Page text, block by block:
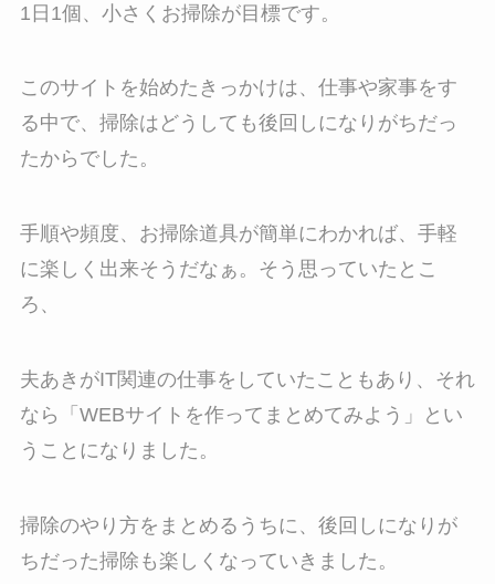
1日1個、小さくお掃除が目標です。
このサイトを始めたきっかけは、仕事や家事をす
る中で、掃除はどうしても後回しになりがちだっ
たからでした。
手順や頻度、お掃除道具が簡単にわかれば、手軽
に楽しく出来そうだなぁ。そう思っていたとこ
ろ、
夫あきがIT関連の仕事をしていたこともあり、それ
なら「WEBサイトを作ってまとめてみよう」とい
うことになりました。
掃除のやり方をまとめるうちに、後回しになりが
ちだった掃除も楽しくなっていきました。